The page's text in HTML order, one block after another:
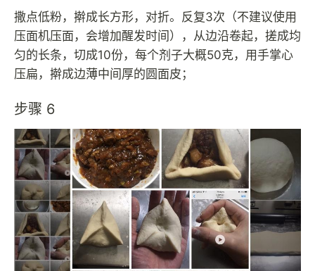
撒点低粉，擀成长方形，对折。反复3次（不建议使用
压面机压面，会增加醒发时间），从边沿卷起，搓成均
匀的长条，切成10份，每个剂子大概50克，用手掌心
压扁，擀成边薄中间厚的圆面皮；
步骤 6